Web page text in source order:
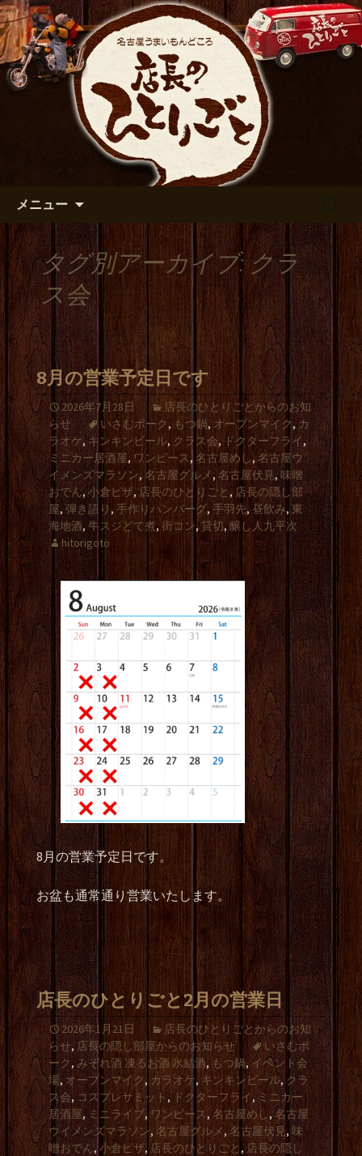
名古屋市伏見の居酒屋【店長の
ひとりごと】のブログ
出張や観光に名古屋めしがおすすめで
す
メニュー
タグ別アーカイブ: クラ
ス会
8月の営業予定日です
2026年7月28日
店長のひとりごとからのお知
らせ
いさむポーク, もつ鍋, オープンマイク,カ
ラオケ,キンキンビール, クラス会, ドクターフライ,
ミニカー居酒屋,ワンピース, 名古屋めし,名古屋ウ
イメンズマラソン, 名古屋グルメ , 名古屋伏見,味噌
おでん, 小倉ピザ,店長のひとりごと , 店長の隠し部
屋,弾き語り , 手作りハンバーグ, 手羽先,昼飲み, 東
海地酒, 牛スジどて煮, 街コン,貸切,醸し人九平次
hitorigoto
8月の営業予定日です。
お盆も通常通り営業いたします。
店長のひとりごと2月の営業日
2026年1月21日
店長のひとりごとからのお知
らせ, 店長の隠し部屋からのお知らせ
いさむポ
ーク, みぞれ酒 凍るお酒 氷結酒, もつ鍋, イベント会
場, オープンマイク, カラオケ, キンキンビール, クラ
ス会, コスプレサミット , ドクターフライ , ミニカー
居酒屋, ミニライブ,ワンピース,名古屋めし,名古屋
ウイメンズマラソン, 名古屋グルメ , 名古屋伏見, 味
噌おでん,小倉ピザ,店長のひとりごと , 店長の隠し